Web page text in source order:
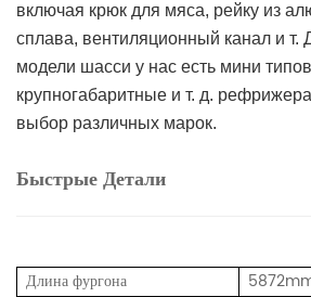
включая крюк для мяса, рейку из
сплава, вентиляционный канал и т.
модели шасси у нас есть мини
крупногабаритные и т. д.
выбор различных марок.
Быстрые Детали
Длина фургона